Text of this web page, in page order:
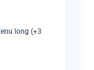
long (+3